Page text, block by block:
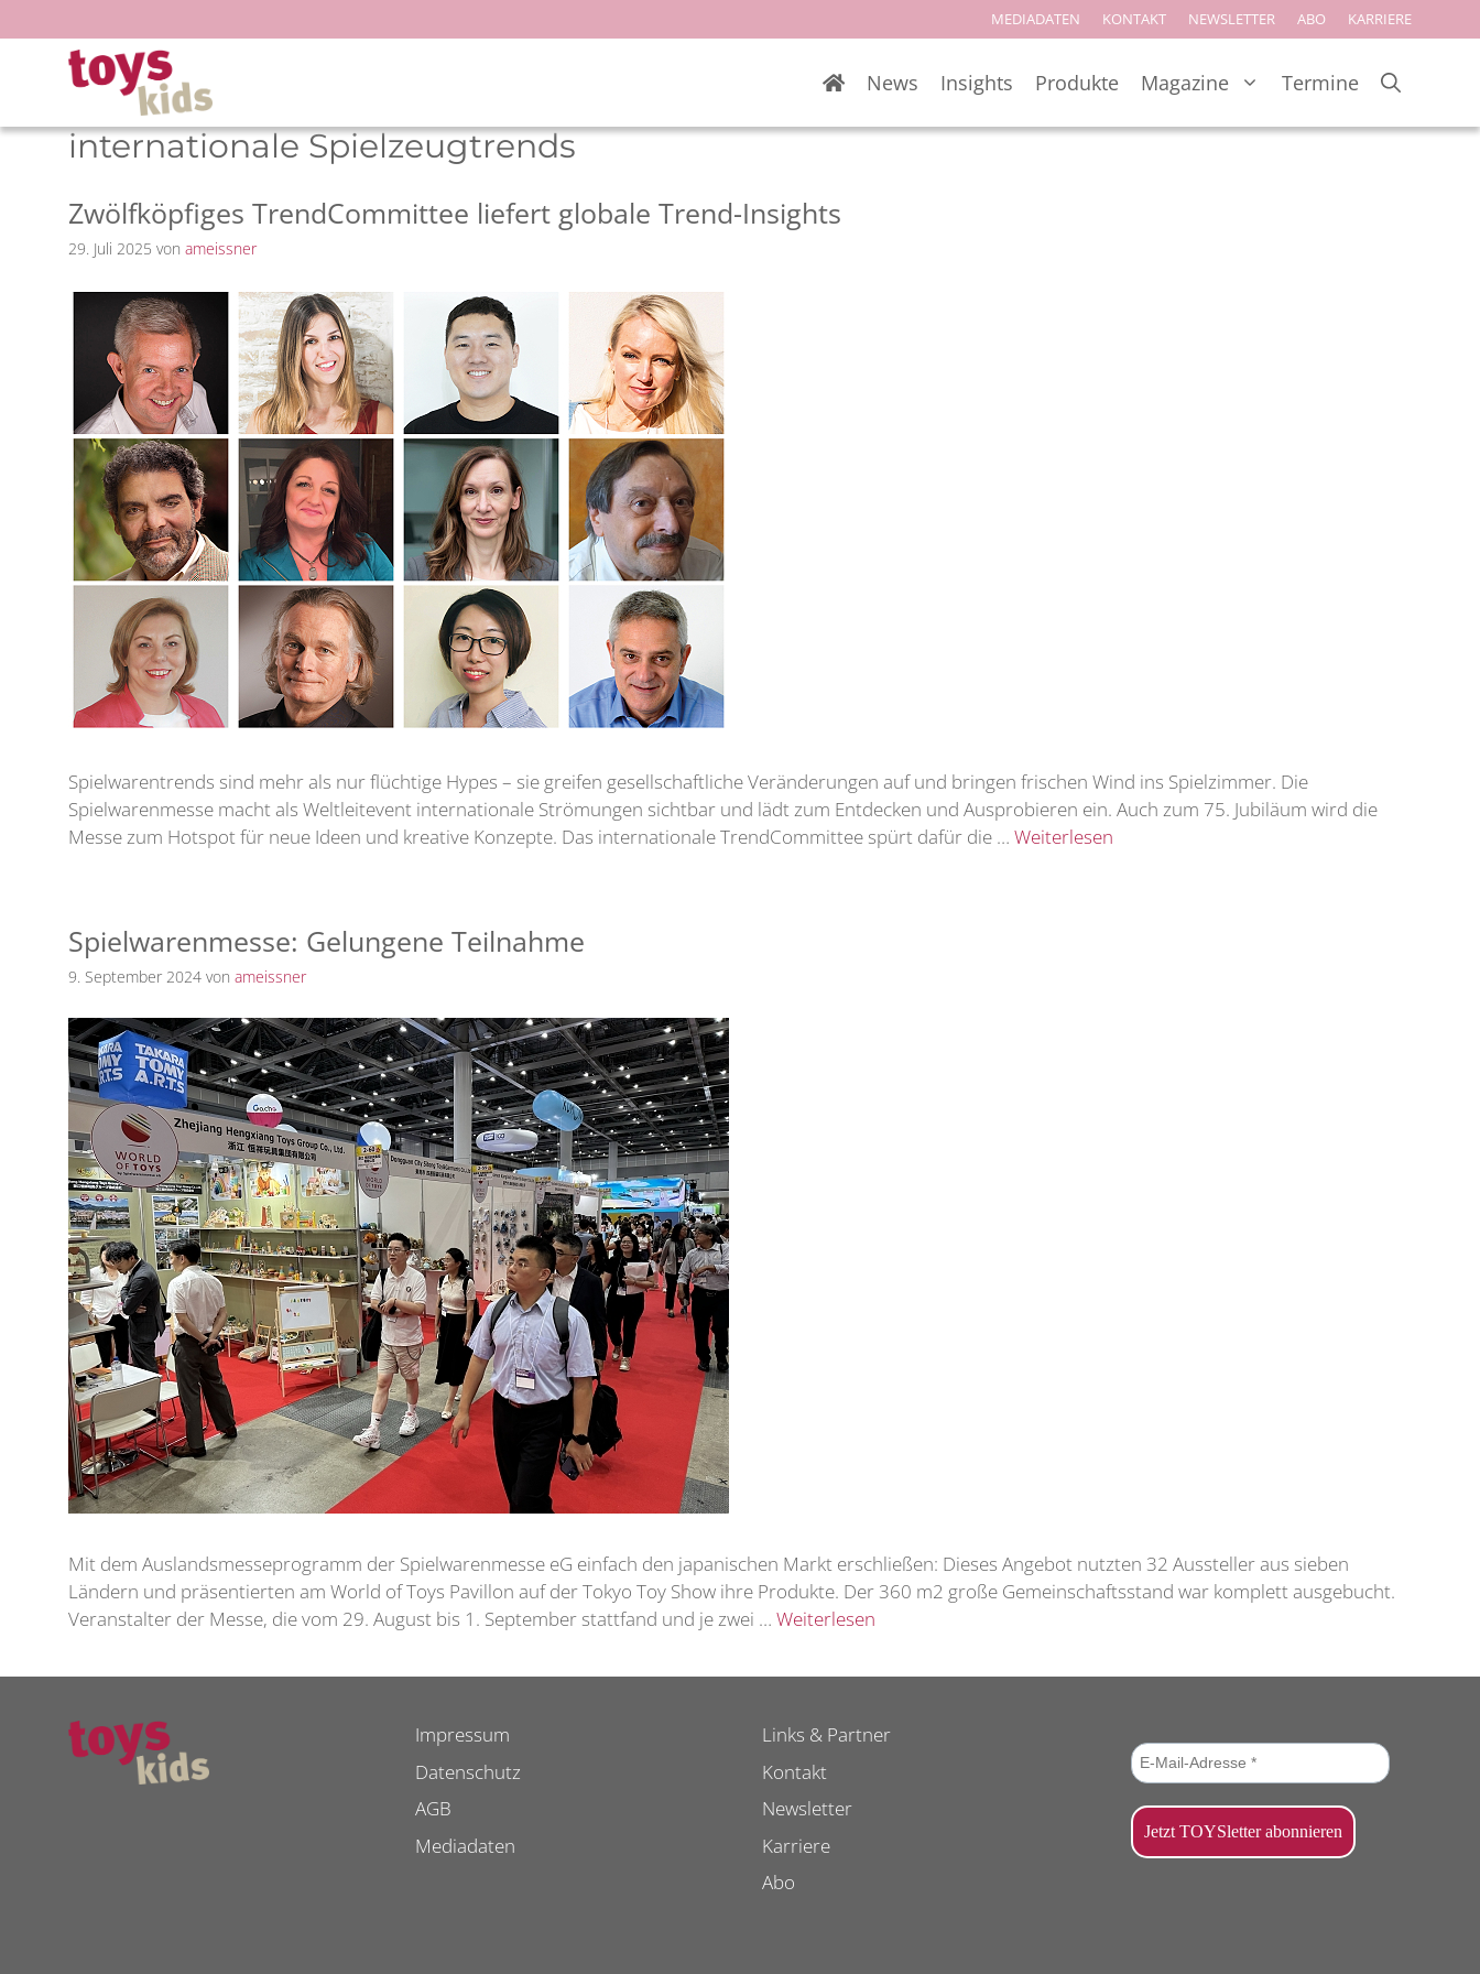
Inhalt
springen
MEDIADATEN KONTAKT NEWSLETTER ABO KARRIERE
News Insights Produkte Magazine Termine
internationale Spielzeugtrends
Zwölfköpfiges TrendCommittee liefert globale Trend-Insights
29. Juli 2025 von ameissner
Spielwarentrends sind mehr als nur flüchtige Hypes – sie greifen gesellschaftliche Veränderungen auf und bringen frischen Wind ins Spielzimmer. Die
Spielwarenmesse macht als Weltleitevent internationale Strömungen sichtbar und lädt zum Entdecken und Ausprobieren ein. Auch zum 75. Jubiläum wird die
Messe zum Hotspot für neue Ideen und kreative Konzepte. Das internationale TrendCommittee spürt dafür die … Weiterlesen
Spielwarenmesse: Gelungene Teilnahme
9. September 2024 von ameissner
Mit dem Auslandsmesseprogramm der Spielwarenmesse eG einfach den japanischen Markt erschließen: Dieses Angebot nutzten 32 Aussteller aus sieben
Ländern und präsentierten am World of Toys Pavillon auf der Tokyo Toy Show ihre Produkte. Der 360 m2 große Gemeinschaftsstand war komplett ausgebucht.
Veranstalter der Messe, die vom 29. August bis 1. September stattfand und je zwei … Weiterlesen
Impressum
Datenschutz
AGB
Mediadaten
Links & Partner
Kontakt
Newsletter
Karriere
Abo